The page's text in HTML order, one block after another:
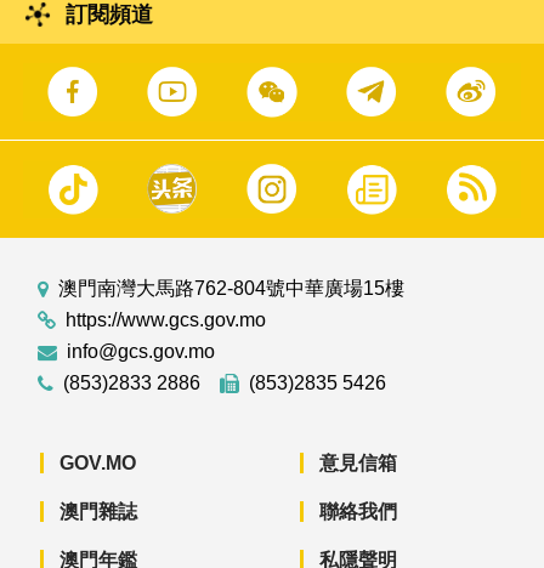
訂閱頻道
澳門南灣大馬路762-804號中華廣場15樓
https://www.gcs.gov.mo
info@gcs.gov.mo
(853)2833 2886
(853)2835 5426
GOV.MO
澳門雜誌
澳門年鑑
意見信箱
聯絡我們
私隱聲明